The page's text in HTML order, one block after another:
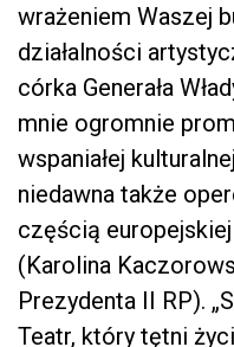
wrażeniem Waszej
działalności
córka Generała
mnie ogromnie
wspaniałej
niedawna także
częścią
(Karolina
Prezydenta II RP).
Teatr, który tętni